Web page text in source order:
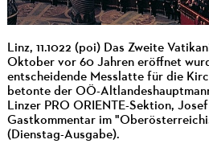
Linz, 11.1022 (poi) Das Zweite
Oktober vor 60 Jahren eröffnet
entscheidende Messlatte für die
betonte der OÖ-
Linzer PRO ORIENTE-Sektion,
Gastkommentar im
(Dienstag-Ausgabe).